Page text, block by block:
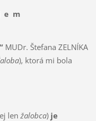
MUDr. Štefana ZELNÍKA
), ktorá mi bola
len žalobca) je